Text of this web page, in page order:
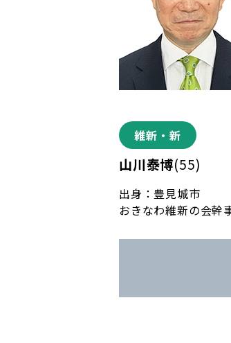
維新・新
山川泰博(55)
出身：豊見城市
おきなわ維新の会幹